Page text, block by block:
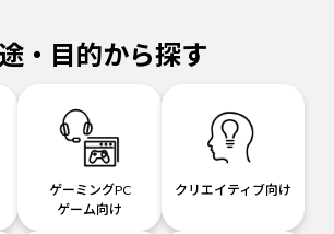
・目的から探す
ゲーミングPC
ゲーム向け
クリエイティブ向け